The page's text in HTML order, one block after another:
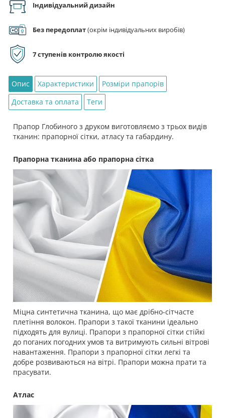
Індивідуальний дизайн
Без передоплат(окрім індивідуальних виробів)
7 ступенів контролю якості
Опис Характеристики
Розміри прапорів
Доставка та оплата
Теги
Прапор Глобиного з друком виготовляємо з трьох видів
тканин: прапорної сітки, атласу та габардину.
Прапорна тканина або прапорна сітка
Міцна синтетична тканина, що має дрібно-сітчасте
плетіння волокон. Прапори з такої тканини ідеально
підходять для вулиці. Прапори з прапорної сітки стійкі
до поганих погодних умов та витримують сильні вітрові
навантаження. Прапори з прапорної сітки легкі та
добре розвиваються на вітрі. Прапори можна прати та
прасувати.
Атлас